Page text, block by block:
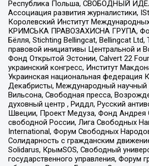
Республика Польша, СВОБОДНЫЙ
Ассоциация развития журналистики,
Королевский Институт
КРИМСЬКА ПРАВОЗАХИСНА ГРУПА,
Бёлля, Stichting Bellingcat, Bellingcat Ltd,
правовой инициативы Центральной и
Фонд Открытой Эстонии, Calvert 22
украинский конгресс, Институт
Украинская национальная федерация
Декабристы, Международный научный
Вильсона, Свободная пресса,
духовный центр , Риддл, Русский
Швеции, Проект Медуза, Фонд Андрея
свободной России, Лига Свободных
International, Форум Свободных
Солидарность с гражданским
Solidarus, КрымSOS, Свободный
государственного управления, Форум